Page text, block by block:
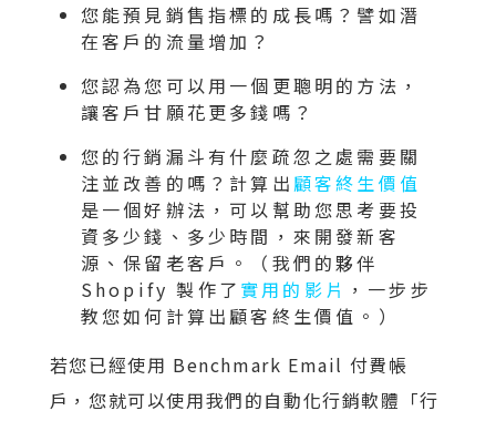
您能預見銷售指標的成長嗎？譬如潛
在客戶的流量增加？
您認為您可以用一個更聰明的方法，
讓客戶甘願花更多錢嗎？
您的行銷漏斗有什麼疏忽之處需要關
注並改善的嗎？計算出 顧客終生價值
是一個好辦法，可以幫助您思考要投
資多少錢、多少時間，來開發新客
源、保留老客戶。（我們的夥伴
Shopify 製作了 實用的影片 ，一步步
教您如何計算出顧客終生價值。）
若您已經使用 Benchmark Email 付費帳
戶，您就可以使用我們的自動化行銷軟體「行